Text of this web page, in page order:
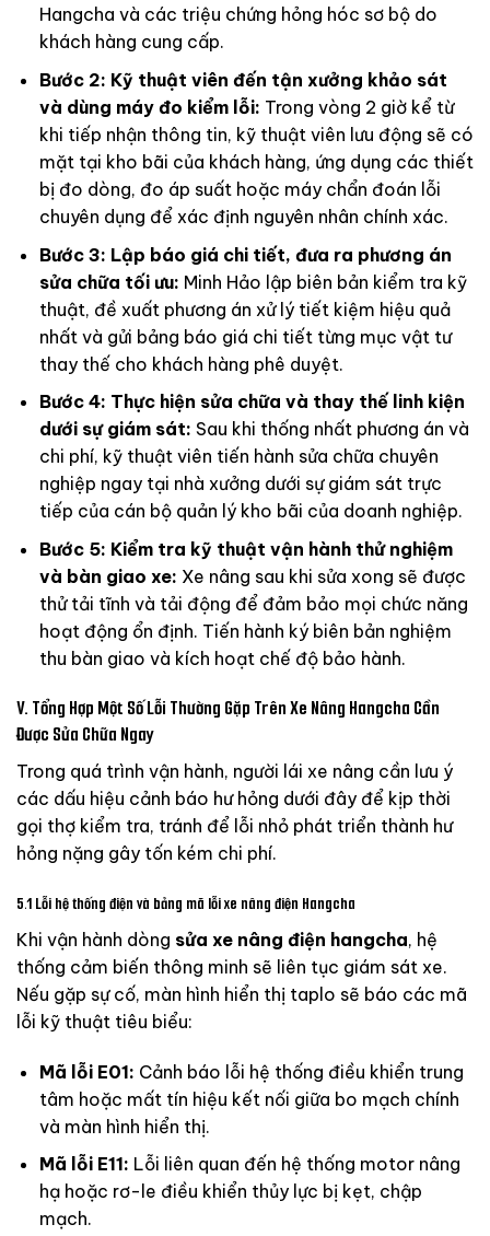
Hangcha và các triệu chứng hỏng hóc sơ bộ do
khách hàng cung cấp.
Bước 2: Kỹ thuật viên đến tận xưởng khảo sát
và dùng máy đo kiểm lỗi: Trong vòng 2 giờ kể từ
khi tiếp nhận thông tin, kỹ thuật viên lưu động sẽ có
mặt tại kho bãi của khách hàng, ứng dụng các thiết
bị đo dòng, đo áp suất hoặc máy chẩn đoán lỗi
chuyên dụng để xác định nguyên nhân chính xác.
Bước 3: Lập báo giá chi tiết, đưa ra phương án
sửa chữa tối ưu: Minh Hảo lập biên bản kiểm tra kỹ
thuật, đề xuất phương án xử lý tiết kiệm hiệu quả
nhất và gửi bảng báo giá chi tiết từng mục vật tư
thay thế cho khách hàng phê duyệt.
Bước 4: Thực hiện sửa chữa và thay thế linh kiện
dưới sự giám sát: Sau khi thống nhất phương án và
chi phí, kỹ thuật viên tiến hành sửa chữa chuyên
nghiệp ngay tại nhà xưởng dưới sự giám sát trực
tiếp của cán bộ quản lý kho bãi của doanh nghiệp.
Bước 5: Kiểm tra kỹ thuật vận hành thử nghiệm
và bàn giao xe: Xe nâng sau khi sửa xong sẽ được
thử tải tĩnh và tải động để đảm bảo mọi chức năng
hoạt động ổn định. Tiến hành ký biên bản nghiệm
thu bàn giao và kích hoạt chế độ bảo hành.
V. Tổng Hợp Một Số Lỗi Thường Gặp Trên Xe Nâng Hangcha Cần
Được Sửa Chữa Ngay
Trong quá trình vận hành, người lái xe nâng cần lưu ý
các dấu hiệu cảnh báo hư hỏng dưới đây để kịp thời
gọi thợ kiểm tra, tránh để lỗi nhỏ phát triển thành hư
hỏng nặng gây tốn kém chi phí.
5.1 Lỗi hệ thống điện và bảng mã lỗi xe nâng điện Hangcha
Khi vận hành dòng sửa xe nâng điện hangcha, hệ
thống cảm biến thông minh sẽ liên tục giám sát xe.
Nếu gặp sự cố, màn hình hiển thị taplo sẽ báo các mã
lỗi kỹ thuật tiêu biểu:
Mã lỗi E01: Cảnh báo lỗi hệ thống điều khiển trung
tâm hoặc mất tín hiệu kết nối giữa bo mạch chính
và màn hình hiển thị.
Mã lỗi E11: Lỗi liên quan đến hệ thống motor nâng
hạ hoặc rơ-le điều khiển thủy lực bị kẹt, chập
mạch.